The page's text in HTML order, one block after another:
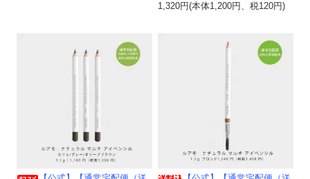
1,320円(本体1,200円、税120円)